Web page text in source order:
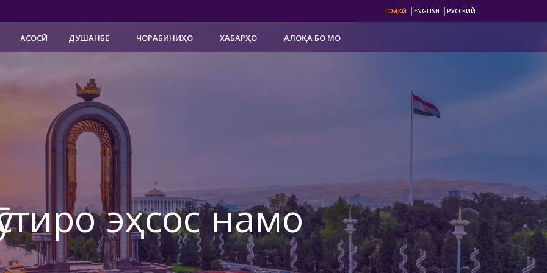
ТОҶИКӢ | ENGLISH | РУССКИЙ
АСОСӢ ДУШАНБЕ ЧОРАБИНИҲО ХАБАРҲО АЛОҚА БО МО
эҳсос намо